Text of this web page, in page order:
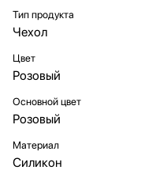
Тип продукта
Чехол
Цвет
Розовый
Основной цвет
Розовый
Материал
Силикон